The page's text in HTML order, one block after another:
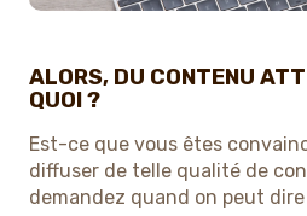
ALORS, DU CONTENU
QUOI ?
Est-ce que vous êtes
diffuser de telle qualité de
demandez quand on peut